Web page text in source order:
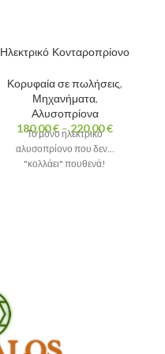
Ηλεκτρικό Κονταροπρίονο
Κορυφαία σε πωλήσεις,
Μηχανήματα,
Αλυσοπρίονα
180,00€ –220,00€
Το μόνο ηλεκτρικό
αλυσοπρίονο που δεν...
"κολλάει" πουθενά!